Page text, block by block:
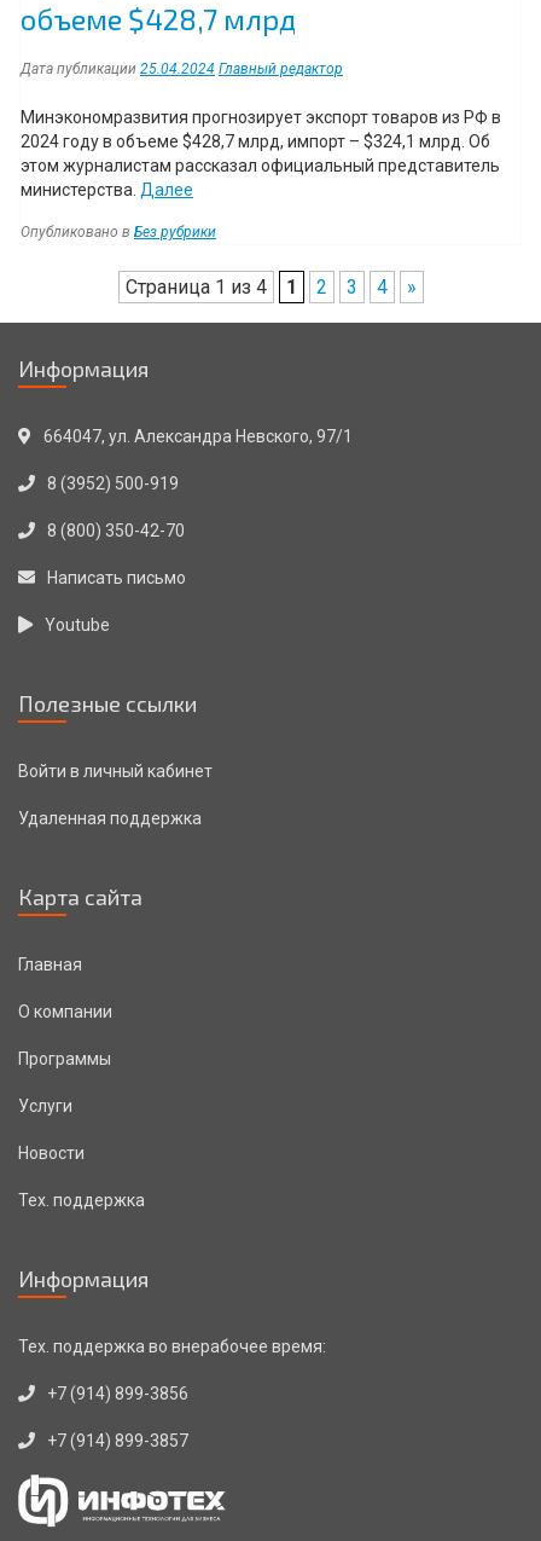
объеме $428,7 млрд
Дата публикации 25.04.2024 Главный редактор
Минэкономразвития прогнозирует экспорт товаров из РФ в
2024 году в объеме $428,7 млрд, импорт – $324,1 млрд. Об
этом журналистам рассказал официальный представитель
министерства. Далее
экспорта
из
России
Опубликовано в Без рубрики
НавигацияСтраница 1 из 4 1 2 3 4 »
Информация
664047, ул. Александра Невского, 97/1
8 (3952) 500-919
8 (800) 350-42-70
Написать письмо
Youtube
Полезные ссылки
Войти в личный кабинет
Удаленная поддержка
Карта сайта
Главная
О компании
Программы
Услуги
Новости
Тех. поддержка
Информация
Тех. поддержка во внерабочее время:
+7 (914) 899-3856
+7 (914) 899-3857